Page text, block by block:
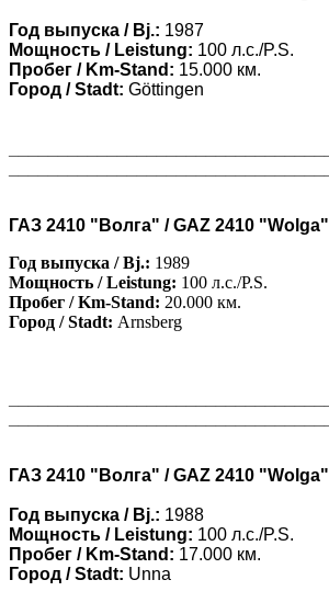
Год выпуска / Bj.: 1987
Мощность / Leistung: 100 л.с./P.S.
Пробег / Km-Stand: 15.000 км.
Город / Stadt: Göttingen
ГАЗ 2410 "Волга" / GAZ 2410 "Wolga"
Год выпуска / Bj.: 1989
Мощность / Leistung: 100 л.с./P.S.
Пробег / Km-Stand: 20.000 км.
Город / Stadt: Arnsberg
ГАЗ 2410 "Волга" / GAZ 2410 "Wolga"
Год выпуска / Bj.: 1988
Мощность / Leistung: 100 л.с./P.S.
Пробег / Km-Stand: 17.000 км.
Город / Stadt: Unna